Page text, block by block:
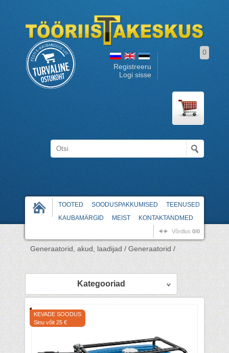
Registreeru
Logi sisse
0
TOOTED SOODUSPAKKUMISED
TEENUSED
KAUBAMÄRGID
MEIST KONTAKTANDMED
Võrdlus 0/0
Generaatorid, akud, laadijad / Generaatorid /
Kategooriad
KEVADE SOODUS
Sinu võit 25 €